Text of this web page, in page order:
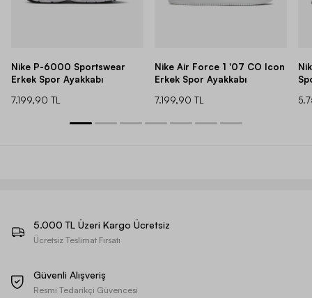
Nike P-6000 Sportswear
Erkek Spor Ayakkabı
7.199,90 TL
Nike Air Force 1 '07 CO Icon
Erkek Spor Ayakkabı
7.199,90 TL
5.000 TL Üzeri Kargo Ücretsiz
Ücretsiz Teslimat Fırsatı
Güvenli Alışveriş
Resmi Tedarikçi Güvencesi